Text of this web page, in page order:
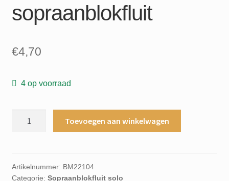
sopraanblokfluit
€4,70
4 op voorraad
blokfluiter
mijn
Toevoegen aan winkelwagen
Artikelnummer: BM22104
Categorie: Sopraanblokfluit solo